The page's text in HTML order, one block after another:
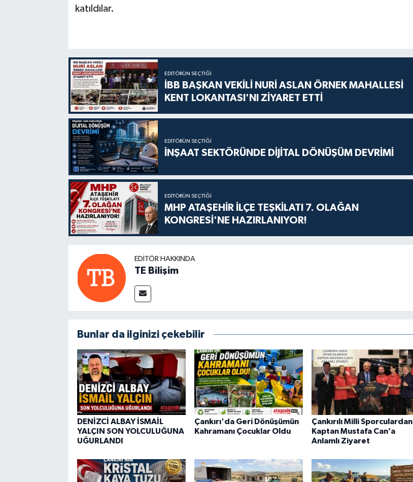
katıldılar.
EDITÖRÜN SEÇTIĞI
İBB BAŞKAN VEKİLİ NURİ ASLAN ÖRNEK MAHALLESİ
KENT LOKANTASI'NI ZİYARET ETTİ
EDITÖRÜN SEÇTIĞI
İNŞAAT SEKTÖRÜNDE DİJİTAL DÖNÜŞÜM DEVRİMİ
EDITÖRÜN SEÇTIĞI
MHP ATAŞEHİR İLÇE TEŞKİLATI 7. OLAĞAN
KONGRESİ'NE HAZIRLANIYOR!
EDITÖR HAKKINDA
TE Bilişim
Bunlar da ilginizi çekebilir
DENİZCİ ALBAY İSMAİL
YALÇIN SON YOLCULUĞUNA
UĞURLANDI
Çankırı'da Geri Dönüşümün
Kahramanı Çocuklar Oldu
Çankırılı Milli Sporculardan
Kaptan Mustafa Can’a
Anlamlı Ziyaret